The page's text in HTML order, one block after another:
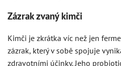
Zázrak zvaný kimči
Kimči je zkrátka víc než jen
zázrak, který v sobě spojuje
zdravotními účinky. Jeho